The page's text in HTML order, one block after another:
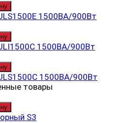
1500ВА/900Вт
1500ВА/900Вт
1500ВА/900Вт
товары
S3